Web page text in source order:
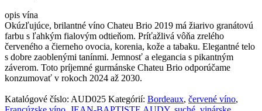
opis vína
Okúzľujúce, brilantné víno Chateu Brio 2019 má žiarivo granátovú
farbu s ľahkým fialovým odtieňom. Príťažlivá vôňa zrelého
červeného a čierneho ovocia, korenia, kože a tabaku. Elegantné telo
s dobre zaoblenými tanínmi. Jemnosť a elegancia s pikantným
záverom. Toto príjemné gurmánske Chateu Brio odporúčame
konzumovať v rokoch 2024 až 2030.
Katalógové číslo: AUD025 Kategórií: Bordeaux, červené víno,